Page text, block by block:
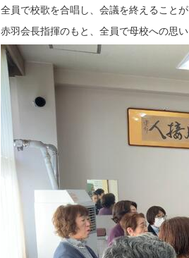
全員で校歌を合唱し、会議を終えること
赤羽会長指揮のもと、全員で母校への思